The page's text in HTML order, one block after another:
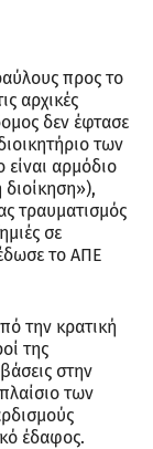
προς το
αρχικές
δεν έφτασε
των
αρμόδιο
διοίκηση»),
τραυματισμός
σε
το ΑΠΕ
την κρατική
της
στην
των
έδαφος.